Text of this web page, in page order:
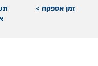
זמן אספקה >